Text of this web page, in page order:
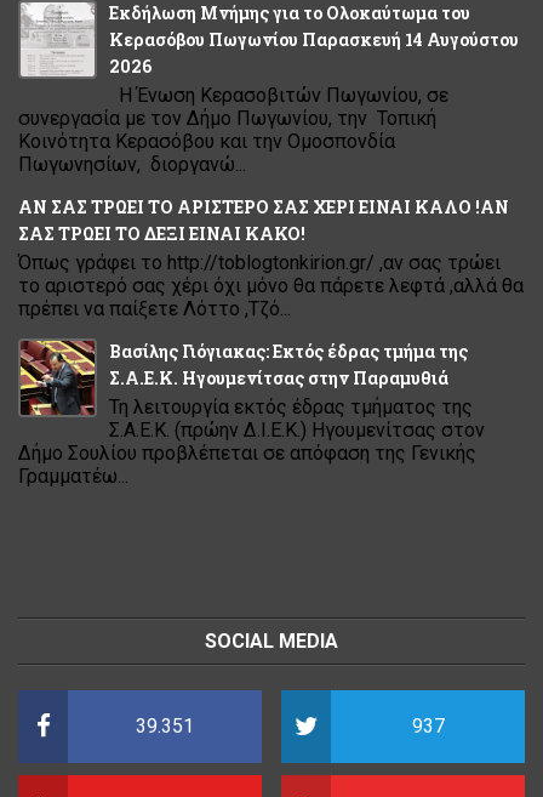
Εκδήλωση Μνήμης για το Ολοκαύτωμα του
Κερασόβου Πωγωνίου Παρασκευή 14 Αυγούστου
2026
Η Ένωση Κερασοβιτών Πωγωνίου, σε
συνεργασία με τον Δήμο Πωγωνίου, την Τοπική
Κοινότητα Κερασόβου και την Ομοσπονδία
Πωγωνησίων, διοργανώ...
ΑΝ ΣΑΣ ΤΡΩΕΙ ΤΟ ΑΡΙΣΤΕΡΟ ΣΑΣ ΧΕΡΙ ΕΙΝΑΙ ΚΑΛΟ !ΑΝ
ΣΑΣ ΤΡΩΕΙ ΤΟ ΔΕΞΙ ΕΙΝΑΙ ΚΑΚΟ!
Όπως γράφει το http://toblogtonkirion.gr/ ,αν σας τρώει
το αριστερό σας χέρι όχι μόνο θα πάρετε λεφτά ,αλλά θα
πρέπει να παίξετε Λόττο ,Τζό...
Βασίλης Γιόγιακας: Εκτός έδρας τμήμα της
Σ.Α.Ε.Κ. Ηγουμενίτσας στην Παραμυθιά
Τη λειτουργία εκτός έδρας τμήματος της
Σ.Α.Ε.Κ. (πρώην Δ.Ι.Ε.Κ.) Ηγουμενίτσας στον
Δήμο Σουλίου προβλέπεται σε απόφαση της Γενικής
Γραμματέω...
SOCIAL MEDIA
39.351 937